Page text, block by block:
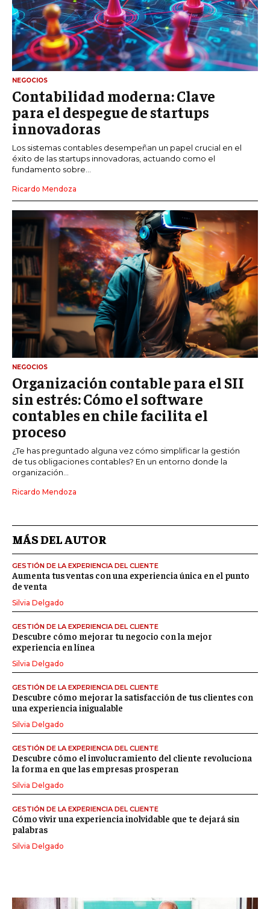
NEGOCIOS
Contabilidad moderna: Clave
para el despegue de startups
innovadoras
Los sistemas contables desempeñan un papel crucial en el
éxito de las startups innovadoras, actuando como el
fundamento sobre...
Ricardo Mendoza
NEGOCIOS
Organización contable para el SII
sin estrés: Cómo el software
contables en chile facilita el
proceso
¿Te has preguntado alguna vez cómo simplificar la gestión
de tus obligaciones contables? En un entorno donde la
organización...
Ricardo Mendoza
MÁS DEL AUTOR
GESTIÓN DE LA EXPERIENCIA DEL CLIENTE
Aumenta tus ventas con una experiencia única en el punto
de venta
Silvia Delgado
GESTIÓN DE LA EXPERIENCIA DEL CLIENTE
Descubre cómo mejorar tu negocio con la mejor
experiencia en línea
Silvia Delgado
GESTIÓN DE LA EXPERIENCIA DEL CLIENTE
Descubre cómo mejorar la satisfacción de tus clientes con
una experiencia inigualable
Silvia Delgado
GESTIÓN DE LA EXPERIENCIA DEL CLIENTE
Descubre cómo el involucramiento del cliente revoluciona
la forma en que las empresas prosperan
Silvia Delgado
GESTIÓN DE LA EXPERIENCIA DEL CLIENTE
Cómo vivir una experiencia inolvidable que te dejará sin
palabras
Silvia Delgado